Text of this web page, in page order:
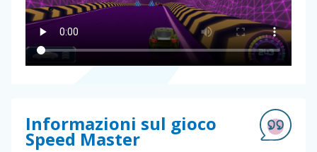
Informazioni sul gioco
Speed Master